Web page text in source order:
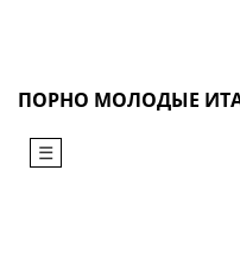
ПОРНО МОЛОДЫЕ
☰